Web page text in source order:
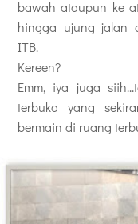
bawah ataupun ke
hingga ujung jalan
ITB.
Kereen?
Emm, iya juga
terbuka yang
bermain di ruang